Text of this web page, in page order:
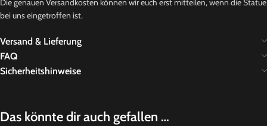
Die genauen Versandkosten können wir euch erst mitteilen, wenn die Statue
bei uns eingetroffen ist.
Versand & Lieferung
FAQ
Sicherheitshinweise
Das könnte dir auch gefallen …